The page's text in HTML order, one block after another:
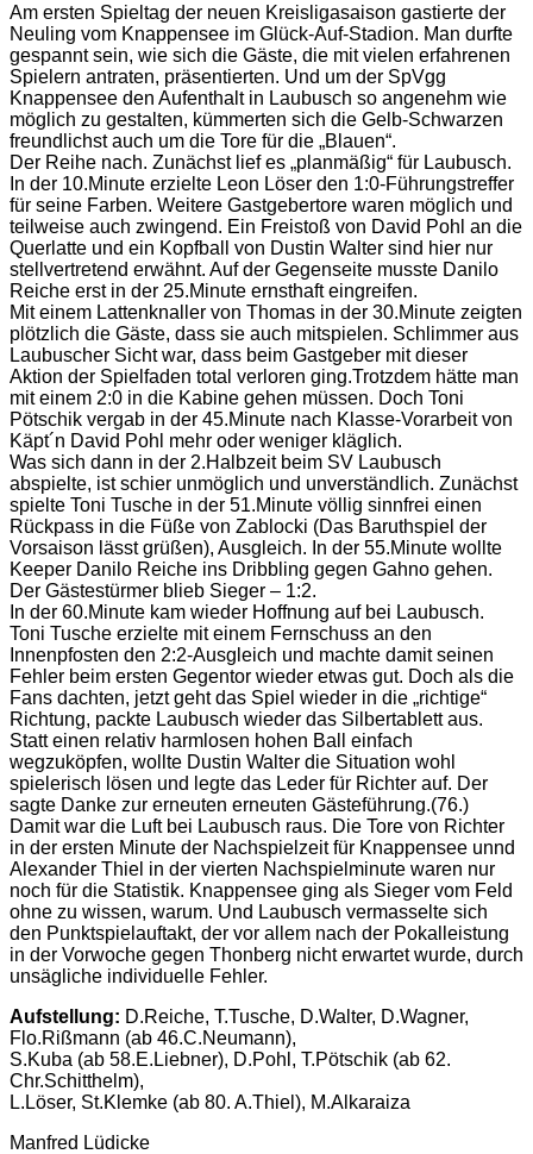
Am ersten Spieltag der neuen Kreisligasaison gastierte der
Neuling vom Knappensee im Glück-Auf-Stadion. Man durfte
gespannt sein, wie sich die Gäste, die mit vielen erfahrenen
Spielern antraten, präsentierten. Und um der SpVgg
Knappensee den Aufenthalt in Laubusch so angenehm wie
möglich zu gestalten, kümmerten sich die Gelb-Schwarzen
freundlichst auch um die Tore für die „Blauen“.
Der Reihe nach. Zunächst lief es „planmäßig“ für Laubusch.
In der 10.Minute erzielte Leon Löser den 1:0-Führungstreffer
für seine Farben. Weitere Gastgebertore waren möglich und
teilweise auch zwingend. Ein Freistoß von David Pohl an die
Querlatte und ein Kopfball von Dustin Walter sind hier nur
stellvertretend erwähnt. Auf der Gegenseite musste Danilo
Reiche erst in der 25.Minute ernsthaft eingreifen.
Mit einem Lattenknaller von Thomas in der 30.Minute zeigten
plötzlich die Gäste, dass sie auch mitspielen. Schlimmer aus
Laubuscher Sicht war, dass beim Gastgeber mit dieser
Aktion der Spielfaden total verloren ging.Trotzdem hätte man
mit einem 2:0 in die Kabine gehen müssen. Doch Toni
Pötschik vergab in der 45.Minute nach Klasse-Vorarbeit von
Käpt´n David Pohl mehr oder weniger kläglich.
Was sich dann in der 2.Halbzeit beim SV Laubusch
abspielte, ist schier unmöglich und unverständlich. Zunächst
spielte Toni Tusche in der 51.Minute völlig sinnfrei einen
Rückpass in die Füße von Zablocki (Das Baruthspiel der
Vorsaison lässt grüßen), Ausgleich. In der 55.Minute wollte
Keeper Danilo Reiche ins Dribbling gegen Gahno gehen.
Der Gästestürmer blieb Sieger – 1:2.
In der 60.Minute kam wieder Hoffnung auf bei Laubusch.
Toni Tusche erzielte mit einem Fernschuss an den
Innenpfosten den 2:2-Ausgleich und machte damit seinen
Fehler beim ersten Gegentor wieder etwas gut. Doch als die
Fans dachten, jetzt geht das Spiel wieder in die „richtige“
Richtung, packte Laubusch wieder das Silbertablett aus.
Statt einen relativ harmlosen hohen Ball einfach
wegzuköpfen, wollte Dustin Walter die Situation wohl
spielerisch lösen und legte das Leder für Richter auf. Der
sagte Danke zur erneuten erneuten Gästeführung.(76.)
Damit war die Luft bei Laubusch raus. Die Tore von Richter
in der ersten Minute der Nachspielzeit für Knappensee unnd
Alexander Thiel in der vierten Nachspielminute waren nur
noch für die Statistik. Knappensee ging als Sieger vom Feld
ohne zu wissen, warum. Und Laubusch vermasselte sich
den Punktspielauftakt, der vor allem nach der Pokalleistung
in der Vorwoche gegen Thonberg nicht erwartet wurde, durch
unsägliche individuelle Fehler.
Aufstellung: D.Reiche, T.Tusche, D.Walter, D.Wagner,
Flo.Rißmann (ab 46.C.Neumann),
S.Kuba (ab 58.E.Liebner), D.Pohl, T.Pötschik (ab 62.
Chr.Schitthelm),
L.Löser, St.Klemke (ab 80. A.Thiel), M.Alkaraiza
Manfred Lüdicke